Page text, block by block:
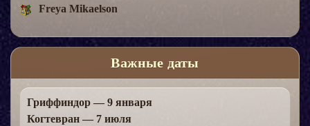
Freya Mikaelson
Важные даты
Гриффиндор — 9 января
Когтевран — 7 июля